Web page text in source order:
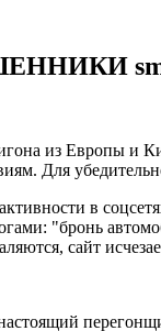
из Европы и
Для
в
"бронь
сайт